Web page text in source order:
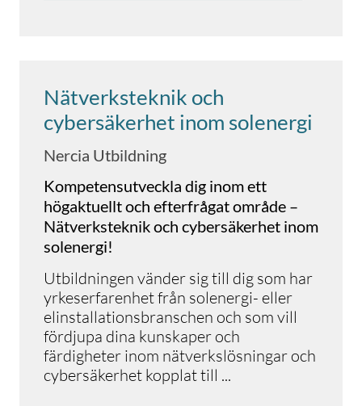
Nätverksteknik och
cybersäkerhet inom solenergi
Nercia Utbildning
Kompetensutveckla dig inom ett
högaktuellt och efterfrågat område –
Nätverksteknik och cybersäkerhet inom
solenergi!
Utbildningen vänder sig till dig som har
yrkeserfarenhet från solenergi- eller
elinstallationsbranschen och som vill
fördjupa dina kunskaper och
färdigheter inom nätverkslösningar och
cybersäkerhet kopplat till ...